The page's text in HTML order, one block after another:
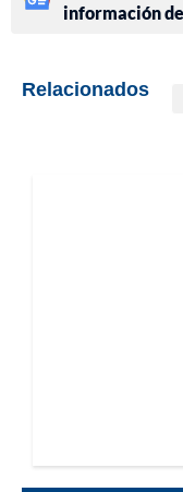
información
Relacionados